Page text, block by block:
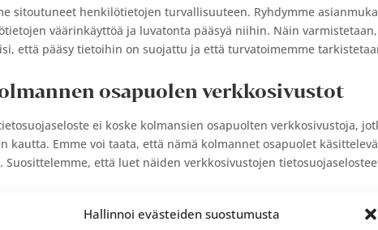
Hallinnoi evästeiden suostumusta
sitoutuneet henkilötietojen turvallisuuteen. Ryhdymme
väärinkäyttöä ja luvatonta pääsyä niihin. Näin
että pääsy tietoihin on suojattu ja että turvatoimemme
osapuolen verkkosivustot
ei koske kolmansien osapuolten verkkosivustoja,
kautta. Emme voi taata, että nämä kolmannet osapuolet
Suosittelemme, että luet näiden verkkosivustojen
tähän tietosuojaselosteeseen